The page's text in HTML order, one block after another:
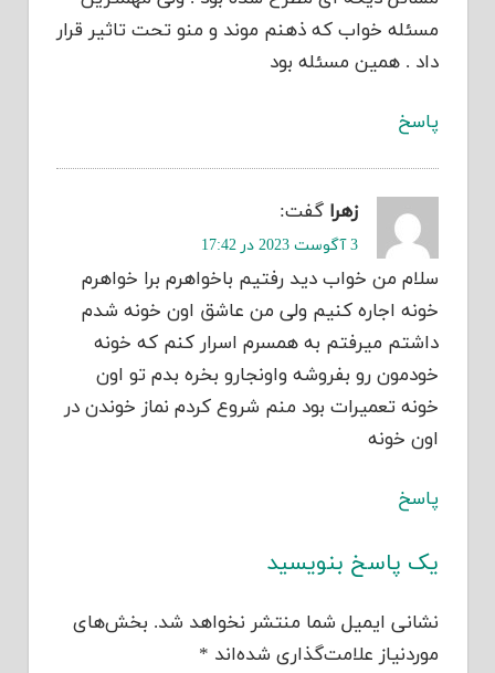
مسئله خواب که ذهنم موند و منو تحت تاثیر قرار
داد . همین مسئله بود
پاسخ
زهرا گفت:
3 آگوست 2023 در 17:42
سلام من خواب دید رفتیم باخواهرم برا خواهرم
خونه اجاره کنیم ولی من عاشق اون خونه شدم
داشتم میرفتم به همسرم اسرار کنم که خونه
خودمون رو بفروشه واونجارو بخره بدم تو اون
خونه تعمیرات بود منم شروع کردم نماز خوندن در
اون خونه
پاسخ
یک پاسخ بنویسید
نشانی ایمیل شما منتشر نخواهد شد. بخش‌های
موردنیاز علامت‌گذاری شده‌اند *